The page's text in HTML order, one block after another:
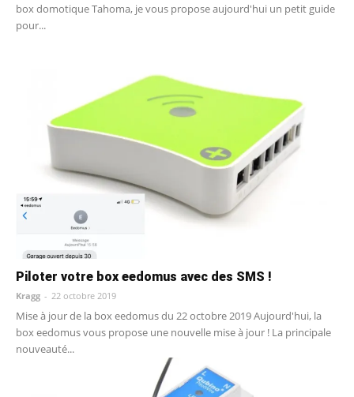
box domotique Tahoma, je vous propose aujourd'hui un petit guide
pour...
Piloter votre box eedomus avec des SMS !
Kragg - 22 octobre 2019
Mise à jour de la box eedomus du 22 octobre 2019 Aujourd'hui, la
box eedomus vous propose une nouvelle mise à jour ! La principale
nouveauté...